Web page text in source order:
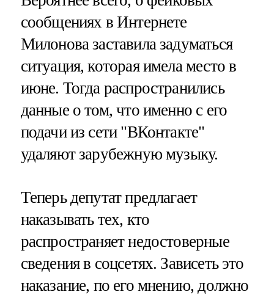
сообщениях в Интернете
Милонова заставила задуматься
ситуация, которая имела место в
июне. Тогда распространились
данные о том, что именно с его
подачи из сети "ВКонтакте"
удаляют зарубежную музыку.
Теперь депутат предлагает
наказывать тех, кто
распространяет недостоверные
сведения в соцсетях. Зависеть это
наказание, по его мнению, должно